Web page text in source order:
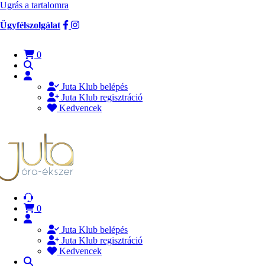
Ugrás a tartalomra
Ügyfélszolgálat
0
Juta Klub belépés
Juta Klub regisztráció
Kedvencek
0
Juta Klub belépés
Juta Klub regisztráció
Kedvencek